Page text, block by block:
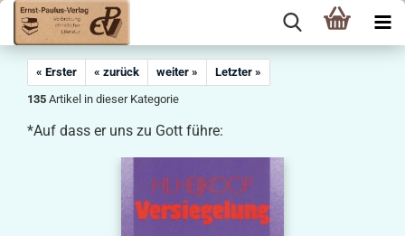
« Erster « zurück weiter »
Letzter »
135 Artikel in dieser Kategorie
*Auf dass er uns zu Gott führe: